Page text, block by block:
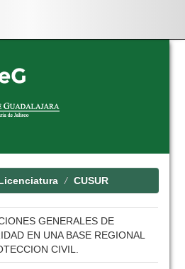
CUSUR
GENERALES DE
EN UNA BASE REGIONAL
CIVIL.